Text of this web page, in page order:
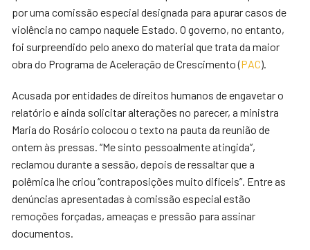
por uma comissão especial designada para apurar casos de
violência no campo naquele Estado. O governo, no entanto,
foi surpreendido pelo anexo do material que trata da maior
obra do Programa de Aceleração de Crescimento (PAC).
Acusada por entidades de direitos humanos de engavetar o
relatório e ainda solicitar alterações no parecer, a ministra
Maria do Rosário colocou o texto na pauta da reunião de
ontem às pressas. “Me sinto pessoalmente atingida”,
reclamou durante a sessão, depois de ressaltar que a
polêmica lhe criou “contraposições muito difíceis”. Entre as
denúncias apresentadas à comissão especial estão
remoções forçadas, ameaças e pressão para assinar
documentos.